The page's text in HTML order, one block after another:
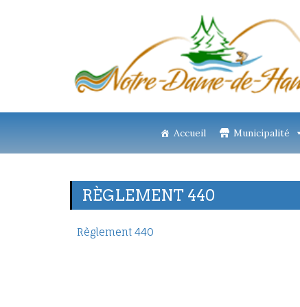
Accueil Municipalité
RÈGLEMENT 440
Règlement 440